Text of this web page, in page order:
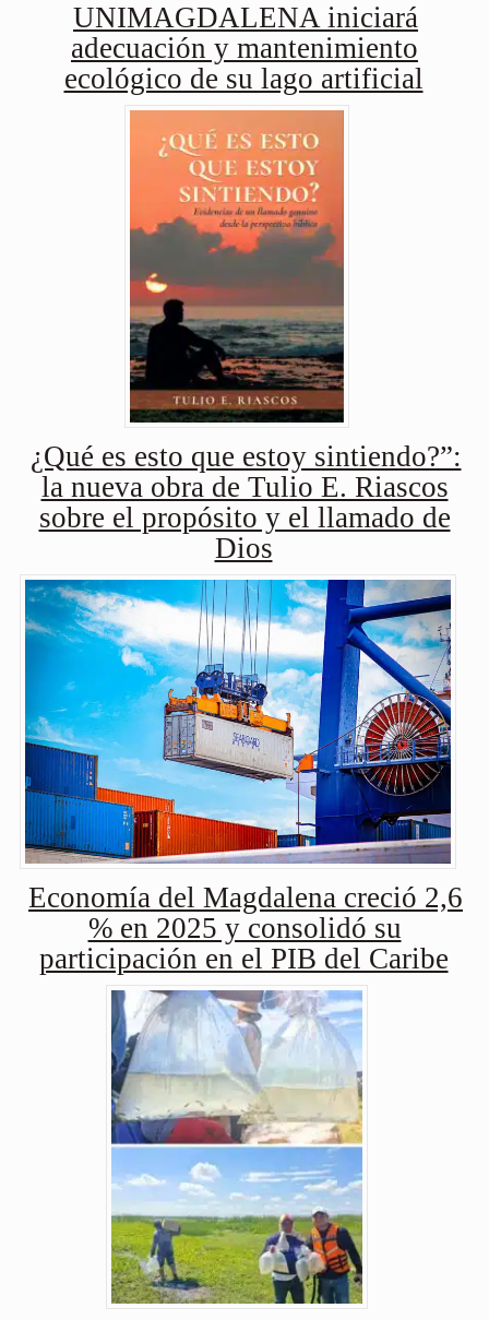
UNIMAGDALENA iniciará
adecuación y mantenimiento
ecológico de su lago artificial
¿Qué es esto que estoy sintiendo?”:
la nueva obra de Tulio E. Riascos
sobre el propósito y el llamado de
Dios
Economía del Magdalena creció 2,6
% en 2025 y consolidó su
participación en el PIB del Caribe